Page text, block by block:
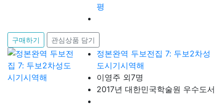
평
구매하기 관심상품 담기
정본완역 두보전집 7: 두보2차성
도시기시역해
이영주 외7명
2017년 대한민국학술원 우수도서